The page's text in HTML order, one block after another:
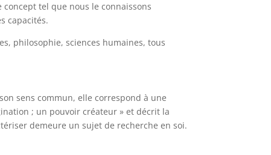
concept tel que nous le connaissons
capacités.
philosophie, sciences humaines, tous
sens commun, elle correspond à une
; un pouvoir créateur » et décrit la
demeure un sujet de recherche en soi.